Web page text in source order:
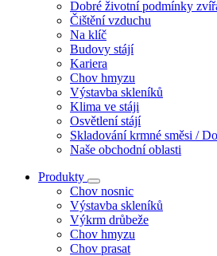
Dobré životní podmínky
Čištění vzduchu
Na klíč
Budovy stájí
Kariera
Chov hmyzu
Výstavba skleníků
Klima ve stáji
Osvětlení stájí
Skladování krmné směsi /
Naše obchodní oblasti
Produkty
Chov nosnic
Výstavba skleníků
Výkrm drůbeže
Chov hmyzu
Chov prasat